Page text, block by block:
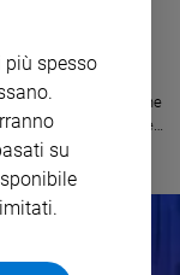
su Famiglia
coraggio di Napoli che
ma che ugualmente
più spesso
su